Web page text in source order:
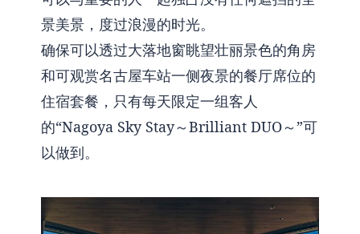
景美景，度过浪漫的时光。
确保可以透过大落地窗眺望壮丽景色的角房
和可观赏名古屋车站一侧夜景的餐厅席位的
住宿套餐，只有每天限定一组客人
的“Nagoya Sky Stay～Brilliant DUO～”可
以做到。